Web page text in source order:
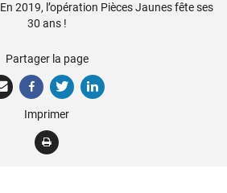
En 2019, l’opération Pièces Jaunes fête ses
30 ans !
Partager la page
Imprimer